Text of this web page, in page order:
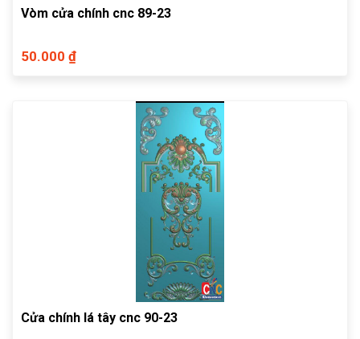
Vòm cửa chính cnc 89-23
50.000 ₫
Cửa chính lá tây cnc 90-23